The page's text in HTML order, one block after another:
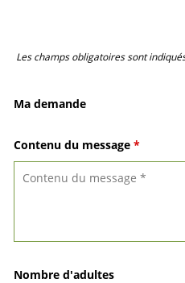
Les champs obligatoires sont
Ma demande
Contenu du message *
Nombre d'adultes